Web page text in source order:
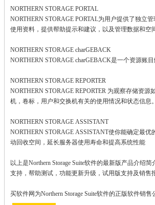
NORTHERN STORAGE PORTAL
NORTHERN STORAGE PORTAL为用户提供了独立
使用资料，提供帮助提示和建议，以及管理数据和空
NORTHERN STORAGE charGEBACK
NORTHERN STORAGE charGEBACK是一个资源
NORTHERN STORAGE REPORTER
NORTHERN STORAGE REPORTER 为观察存储资
机，卷标，用户和交换机有关的使用情况和状态信息。
NORTHERN STORAGE ASSISTANT
NORTHERN STORAGE ASSISTANT使你能确定最
动回收空间，延长服务器使用寿命和提高系统性能
以上是Northern Storage Suite软件的最新版产品介绍
支持，帮助测试，功能更新升级，试用版支持及销
买软件网为Northern Storage Suite软件的正版软件销